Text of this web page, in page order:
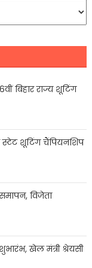
बिहार राज्य शूटिंग
स्टेट शूटिंग चैंपियनशिप
विजेता
खेल मंत्री श्रेयसी